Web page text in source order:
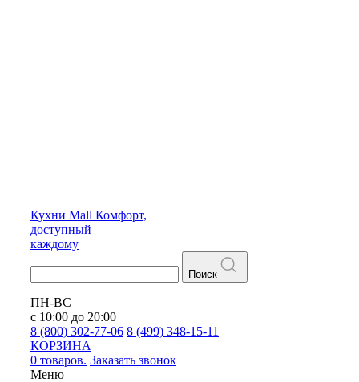
Кухни Mall Комфорт,
доступный
каждому
Поиск
ПН-ВС
с 10:00 до 20:00
8 (800) 302-77-06 8 (499) 348-15-11
КОРЗИНА
0 товаров. Заказать звонок
Меню